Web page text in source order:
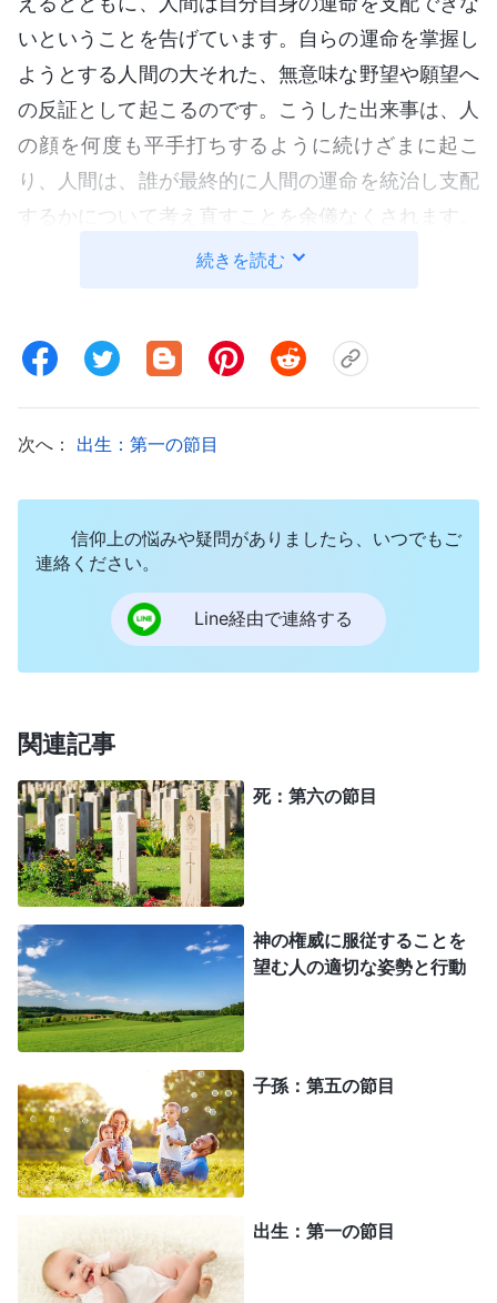
いということを告げています。自らの運命を掌握し
ようとする人間の大それた、無意味な野望や願望へ
の反証として起こるのです。こうした出来事は、人
の顔を何度も平手打ちするように続けざまに起こ
り、人間は、誰が最終的に人間の運命を統治し支配
するかについて考え直すことを余儀なくされます。
人間の野望や願望が繰り返し阻まれ、砕かれてゆく
受け入れるようになります。こうした日常の変化か
ないもの、「創造主の権威は至高のものである」と
いう恒久の真理を伝えないものは存在しないので
す。
人間の運命と万物の運命は、創造主の統治と密
離すことはできません。人間は、万物の法則を通し
の生存の法則を通して創造主の統治を認識するよう
になるとともに、創造主が万物を統治し支配する方
法を、万物の運命を通して察知します。また人間
は、人間と万物のライフサイクルのうちにあって、
万物やあらゆる生物への創造主による指揮と采配を
真に経験し、そうした創造主の指揮や采配が、この
世の法令や規則、制度その他の権力や勢力よりいか
に優れていて掛け替えのないものであるかというこ
とを目の当たりにします。これに鑑みると、創造主
の統治は、いかなる被造物にも侵害できないもので
あり、いかなる勢力も創造主によって予定された物
事に干渉したり変更したりすることはできないこと
を、人間は認めざるを得ません。人間や万物の何世
代にもわたる生活や繁殖は、こうした神性の法則や
続きを読む
次へ： 出生：第一の節目
信仰上の悩みや疑問がありましたら、いつでもご
連絡ください。
Line経由で連絡する
関連記事
死：第六の節目
神の権威に服従することを
望む人の適切な姿勢と行動
子孫：第五の節目
出生：第一の節目